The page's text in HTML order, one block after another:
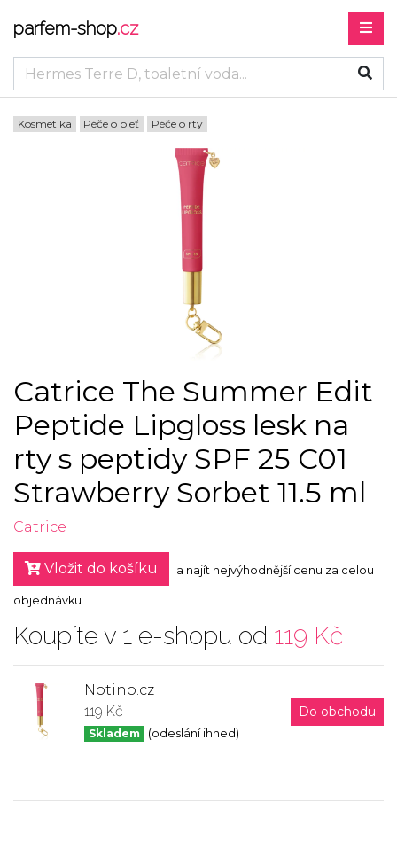
parfem-shop.cz
Kosmetika Péče o pleť Péče o rty
Catrice The Summer Edit
Peptide Lipgloss lesk na
rty s peptidy SPF 25 C01
Strawberry Sorbet 11.5 ml
Catrice
Vložit do košíku a najít nejvýhodnější cenu za celou
objednávku
Koupíte v 1 e-shopu od 119 Kč
Notino.cz
119 Kč
Skladem (odeslání ihned)
Do obchodu